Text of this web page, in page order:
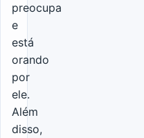
preocupa
e
está
orando
por
ele.
Além
disso,